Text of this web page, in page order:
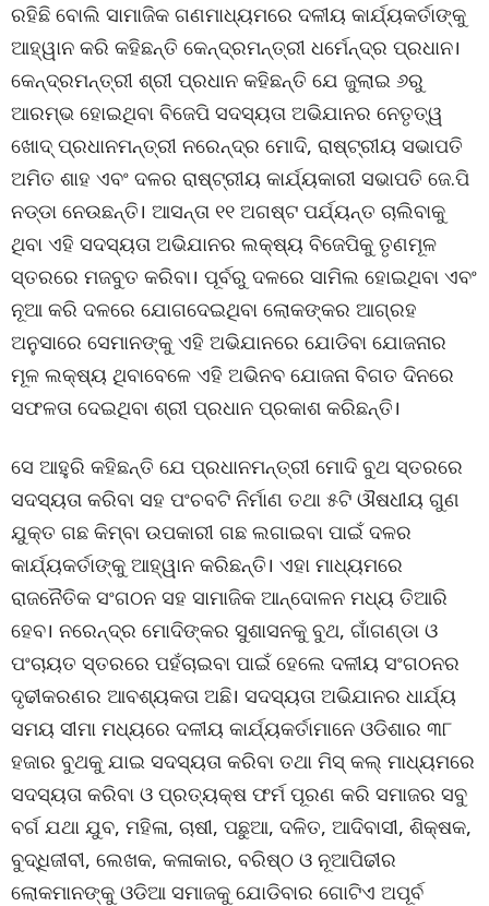
ରହିଛି ବୋଲି ସାମାଜିକ ଗଣମାଧ୍ୟମରେ ଦଳୀୟ କାର୍ଯ୍ୟକର୍ତାଙ୍କୁ
ଆହ୍ୱାନ କରି କହିଛନ୍ତି କେନ୍ଦ୍ରମନ୍ତ୍ରୀ ଧର୍ମେନ୍ଦ୍ର ପ୍ରଧାନ।
କେନ୍ଦ୍ରମନ୍ତ୍ରୀ ଶ୍ରୀ ପ୍ରଧାନ କହିଛନ୍ତି ଯେ ଜୁଲାଇ ୬ରୁ
ଆରମ୍ଭ ହୋଇଥିବା ବିଜେପି ସଦସ୍ୟତା ଅଭିଯାନର ନେତୃତ୍ୱ
ଖୋଦ୍ ପ୍ରଧାନମନ୍ତ୍ରୀ ନରେନ୍ଦ୍ର ମୋଦି, ରାଷ୍ଟ୍ରୀୟ ସଭାପତି
ଅମିତ ଶାହ ଏବଂ ଦଳର ରାଷ୍ଟ୍ରୀୟ କାର୍ଯ୍ୟକାରୀ ସଭାପତି ଜେ.ପି
ନଡ୍ଡା ନେଉଛନ୍ତି। ଆସନ୍ତା ୧୧ ଅଗଷ୍ଟ ପର୍ଯ୍ୟନ୍ତ ଚାଲିବାକୁ
ଥିବା ଏହି ସଦସ୍ୟତା ଅଭିଯାନର ଲକ୍ଷ୍ୟ ବିଜେପିକୁ ତୃଣମୂଳ
ସ୍ତରରେ ମଜବୁତ କରିବା। ପୂର୍ବରୁ ଦଳରେ ସାମିଲ ହୋଇଥିବା ଏବଂ
ନୂଆ କରି ଦଳରେ ଯୋଗଦେଇଥିବା ଲୋକଙ୍କର ଆଗ୍ରହ
ଅନୁସାରେ ସେମାନଙ୍କୁ ଏହି ଅଭିଯାନରେ ଯୋଡିବା ଯୋଜନାର
ମୂଳ ଲକ୍ଷ୍ୟ ଥିବାବେଳେ ଏହି ଅଭିନବ ଯୋଜନା ବିଗତ ଦିନରେ
ସଫଳତା ଦେଇଥିବା ଶ୍ରୀ ପ୍ରଧାନ ପ୍ରକାଶ କରିଛନ୍ତି।
ସେ ଆହୁରି କହିଛନ୍ତି ଯେ ପ୍ରଧାନମନ୍ତ୍ରୀ ମୋଦି ବୁଥ ସ୍ତରରେ
ସଦସ୍ୟତା କରିବା ସହ ପଂଚବଟି ନିର୍ମାଣ ତଥା ୫ଟି ଔଷଧୀୟ ଗୁଣ
ଯୁକ୍ତ ଗଛ କିମ୍ବା ଉପକାରୀ ଗଛ ଲଗାଇବା ପାଇଁ ଦଳର
କାର୍ଯ୍ୟକର୍ତାଙ୍କୁ ଆହ୍ୱାନ କରିଛନ୍ତି। ଏହା ମାଧ୍ୟମରେ
ରାଜନୈତିକ ସଂଗଠନ ସହ ସାମାଜିକ ଆନ୍ଦୋଳନ ମଧ୍ୟ ତିଆରି
ହେବ। ନରେନ୍ଦ୍ର ମୋଦିଙ୍କର ସୁଶାସନକୁ ବୁଥ, ଗାଁଗଣ୍ଡା ଓ
ପଂଚାୟତ ସ୍ତରରେ ପହଁଚାଇବା ପାଇଁ ହେଲେ ଦଳୀୟ ସଂଗଠନର
ଦୃଢୀକରଣର ଆବଶ୍ୟକତା ଅଛି। ସଦସ୍ୟତା ଅଭିଯାନର ଧାର୍ଯ୍ୟ
ସମୟ ସୀମା ମଧ୍ୟରେ ଦଳୀୟ କାର୍ଯ୍ୟକର୍ତାମାନେ ଓଡିଶାର ୩୮
ହଜାର ବୁଥକୁ ଯାଇ ସଦସ୍ୟତା କରିବା ତଥା ମିସ୍ କଲ୍ ମାଧ୍ୟମରେ
ସଦସ୍ୟତା କରିବା ଓ ପ୍ରତ୍ୟକ୍ଷ ଫର୍ମ ପୂରଣ କରି ସମାଜର ସବୁ
ବର୍ଗ ଯଥା ଯୁବ, ମହିଳା, ଚାଷୀ, ପଛୁଆ, ଦଳିତ, ଆଦିବାସୀ, ଶିକ୍ଷକ,
ବୁଦ୍ଧିଜୀବୀ, ଲେଖକ, କଳାକାର, ବରିଷ୍ଠ ଓ ନୂଆପିଢୀର
ଲୋକମାନଙ୍କୁ ଓଡିଆ ସମାଜକୁ ଯୋଡିବାର ଗୋଟିଏ ଅପୂର୍ବ